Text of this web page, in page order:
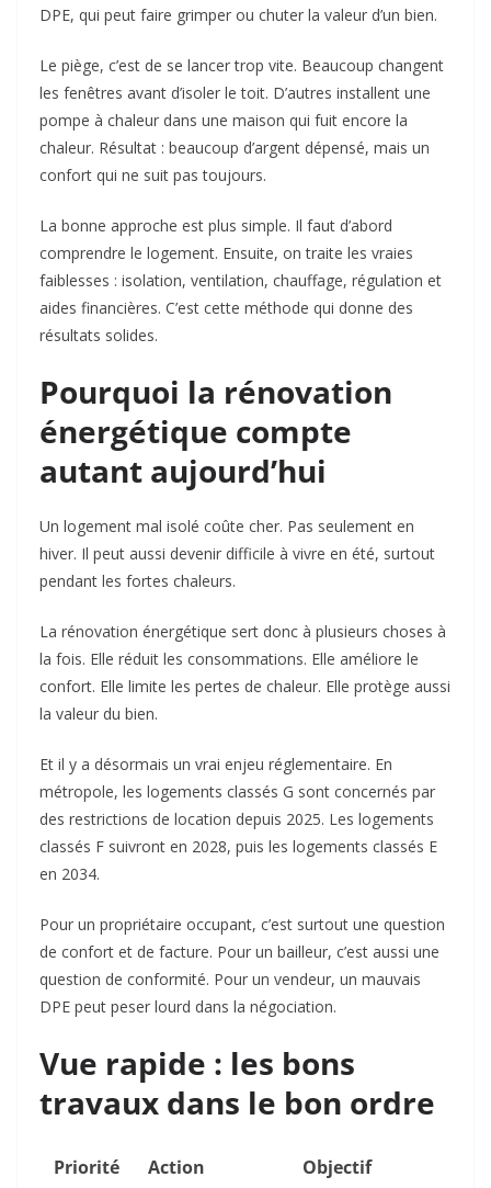
DPE, qui peut faire grimper ou chuter la valeur d’un bien.
Le piège, c’est de se lancer trop vite. Beaucoup changent
les fenêtres avant d’isoler le toit. D’autres installent une
pompe à chaleur dans une maison qui fuit encore la
chaleur. Résultat : beaucoup d’argent dépensé, mais un
confort qui ne suit pas toujours.
La bonne approche est plus simple. Il faut d’abord
comprendre le logement. Ensuite, on traite les vraies
faiblesses : isolation, ventilation, chauffage, régulation et
aides financières. C’est cette méthode qui donne des
résultats solides.
Pourquoi la rénovation
énergétique compte
autant aujourd’hui
Un logement mal isolé coûte cher. Pas seulement en
hiver. Il peut aussi devenir difficile à vivre en été, surtout
pendant les fortes chaleurs.
La rénovation énergétique sert donc à plusieurs choses à
la fois. Elle réduit les consommations. Elle améliore le
confort. Elle limite les pertes de chaleur. Elle protège aussi
la valeur du bien.
Et il y a désormais un vrai enjeu réglementaire. En
métropole, les logements classés G sont concernés par
des restrictions de location depuis 2025. Les logements
classés F suivront en 2028, puis les logements classés E
en 2034.
Pour un propriétaire occupant, c’est surtout une question
de confort et de facture. Pour un bailleur, c’est aussi une
question de conformité. Pour un vendeur, un mauvais
DPE peut peser lourd dans la négociation.
Vue rapide : les bons
travaux dans le bon ordre
Priorité Action
Objectif